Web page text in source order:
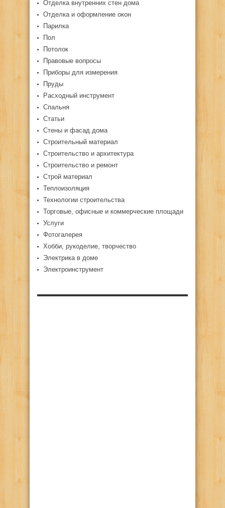
Отделка внутренних стен дома
Отделка и оформление окон
Парилка
Пол
Потолок
Правовые вопросы
Приборы для измерения
Пруды
Расходный инструмент
Спальня
Статьи
Стены и фасад дома
Строительный материал
Строительство и архитектура
Строительство и ремонт
Строй материал
Теплоизоляция
Технологии строительства
Торговые, офисные и коммерческие площади
Услуги
Фотогалерея
Хобби, рукоделие, творчество
Электрика в доме
Электроинструмент